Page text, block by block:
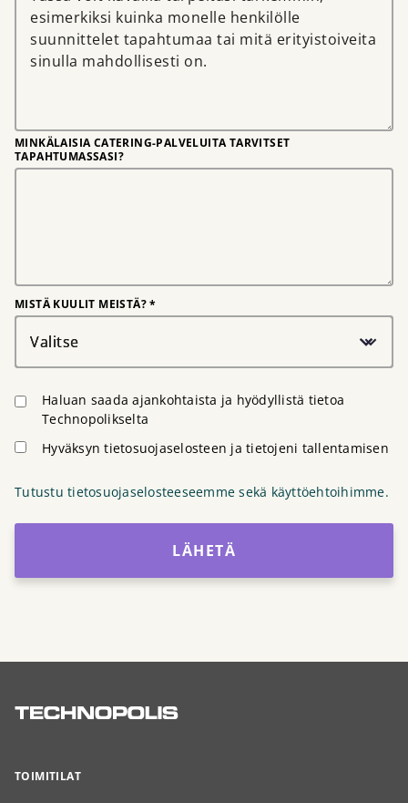
MINKÄLAISIA CATERING-PALVELUITA TARVITSET
TAPAHTUMASSASI?
MISTÄ KUULIT MEISTÄ? *
Valitse
Haluan saada ajankohtaista ja hyödyllistä tietoa
Technopolikselta
Hyväksyn tietosuojaselosteen ja tietojeni tallentamisen
Tutustu tietosuojaselosteeseemme sekä käyttöehtoihimme.
LÄHETÄ
TOIMITILAT